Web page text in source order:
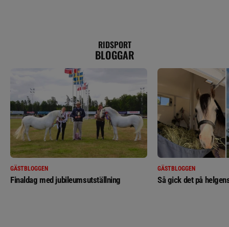
RIDSPORT
BLOGGAR
GÄSTBLOGGEN
Finaldag med jubileumsutställning
GÄSTBLOGGEN
Så gick det på